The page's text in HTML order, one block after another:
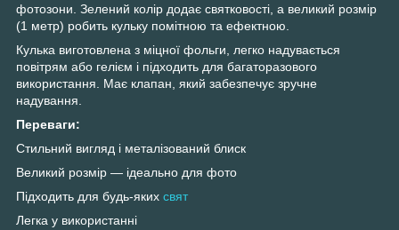
фотозони. Зелений колір додає святковості, а великий розмір
(1 метр) робить кульку помітною та ефектною.
Кулька виготовлена з міцної фольги, легко надувається
повітрям або гелієм і підходить для багаторазового
використання. Має клапан, який забезпечує зручне
надування.
Переваги:
Стильний вигляд і металізований блиск
Великий розмір — ідеально для фото
Підходить для будь-яких свят
Легка у використанні